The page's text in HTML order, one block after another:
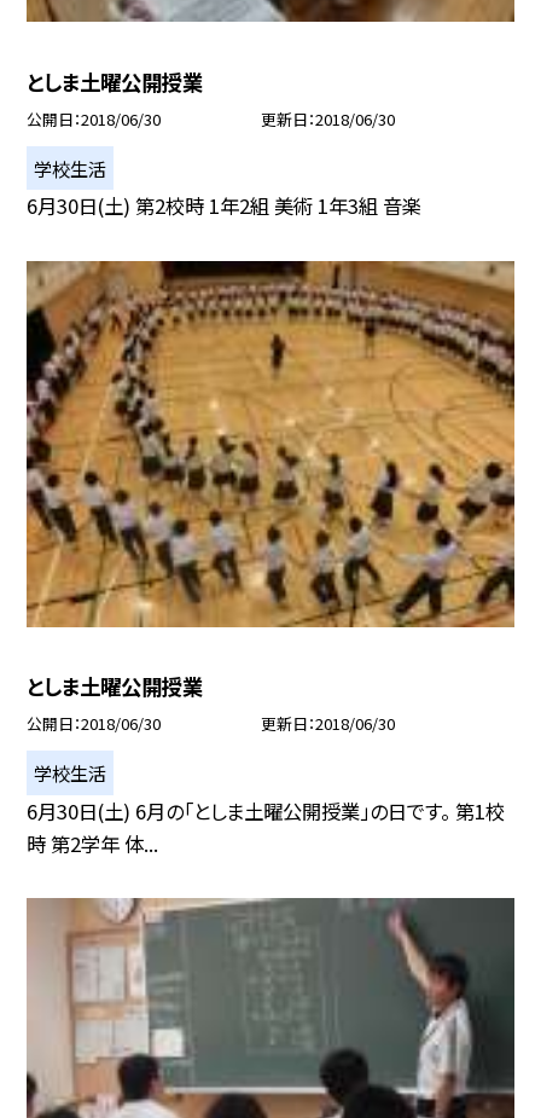
としま土曜公開授業
公開日 2018/06/30 更新日 2018/06/30
学校生活
6月30日(土) 第2校時 1年2組 美術 1年3組 音楽
としま土曜公開授業
公開日 2018/06/30 更新日 2018/06/30
学校生活
6月30日(土) 6月の「としま土曜公開授業」の日です。 第1校
時 第2学年 体...